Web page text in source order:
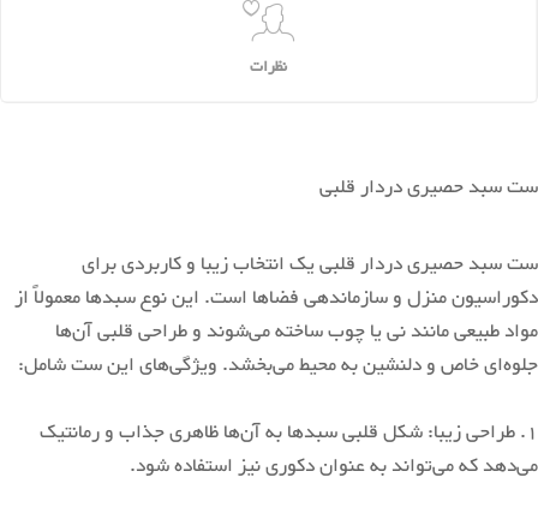
نظرات
ست سبد حصیری دردار قلبی
ست سبد حصیری دردار قلبی یک انتخاب زیبا و کاربردی برای
دکوراسیون منزل و سازماندهی فضاها است. این نوع سبدها معمولاً از
مواد طبیعی مانند نی یا چوب ساخته می‌شوند و طراحی قلبی آن‌ها
جلوه‌ای خاص و دلنشین به محیط می‌بخشد. ویژگی‌های این ست شامل:
1. طراحی زیبا: شکل قلبی سبدها به آن‌ها ظاهری جذاب و رمانتیک
می‌دهد که می‌تواند به عنوان دکوری نیز استفاده شود.
۱۵ در ۱۰ ارتفاع ۶/۵